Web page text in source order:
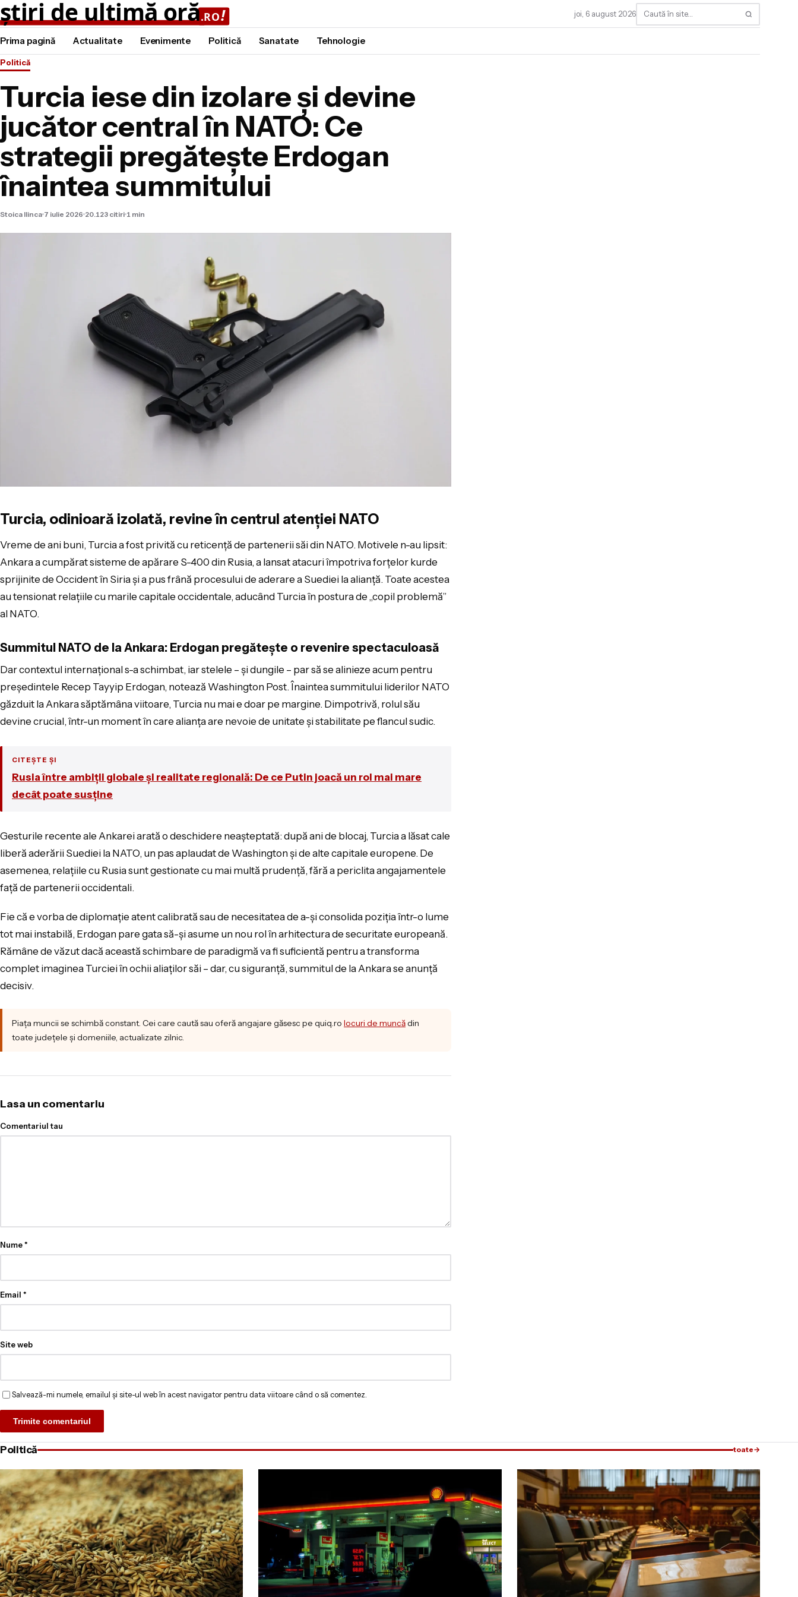
joi, 6 august 2026 Caută
Prima pagină Actualitate Evenimente Politică Sanatate Tehnologie
Politică
Turcia iese din izolare și devine
jucător central în NATO: Ce
strategii pregătește Erdogan
înaintea summitului
Stoica Ilinca 7 iulie 2026 20.123 citiri 1 min
Turcia, odinioară izolată, revine în centrul atenției NATO
Vreme de ani buni, Turcia a fost privită cu reticență de partenerii săi din NATO. Motivele n-au lipsit:
Ankara a cumpărat sisteme de apărare S-400 din Rusia, a lansat atacuri împotriva forțelor kurde
sprijinite de Occident în Siria și a pus frână procesului de aderare a Suediei la alianță. Toate acestea
au tensionat relațiile cu marile capitale occidentale, aducând Turcia în postura de „copil problemă”
al NATO.
Summitul NATO de la Ankara: Erdogan pregătește o revenire spectaculoasă
Dar contextul internațional s-a schimbat, iar stelele – și dungile – par să se alinieze acum pentru
președintele Recep Tayyip Erdogan, notează Washington Post. Înaintea summitului liderilor NATO
găzduit la Ankara săptămâna viitoare, Turcia nu mai e doar pe margine. Dimpotrivă, rolul său
devine crucial, într-un moment în care alianța are nevoie de unitate și stabilitate pe flancul sudic.
CITEȘTE ȘI
Rusia între ambiții globale și realitate regională: De ce Putin joacă un rol mai mare
decât poate susține
Gesturile recente ale Ankarei arată o deschidere neașteptată: după ani de blocaj, Turcia a lăsat cale
liberă aderării Suediei la NATO, un pas aplaudat de Washington și de alte capitale europene. De
asemenea, relațiile cu Rusia sunt gestionate cu mai multă prudență, fără a periclita angajamentele
față de partenerii occidentali.
Fie că e vorba de diplomație atent calibrată sau de necesitatea de a-și consolida poziția într-o lume
tot mai instabilă, Erdogan pare gata să-și asume un nou rol în arhitectura de securitate europeană.
Rămâne de văzut dacă această schimbare de paradigmă va fi suficientă pentru a transforma
complet imaginea Turciei în ochii aliaților săi – dar, cu siguranță, summitul de la Ankara se anunță
decisiv.
Piața muncii se schimbă constant. Cei care caută sau oferă angajare găsesc pe quiq.ro locuri de muncădin
toate județele și domeniile, actualizate zilnic.
Lasa un comentariu
Comentariul tau
Nume*
Email *
Site web
Salvează-mi numele, emailul și site-ul web în acest navigator pentru data viitoare când o să comentez.
Politică toate→